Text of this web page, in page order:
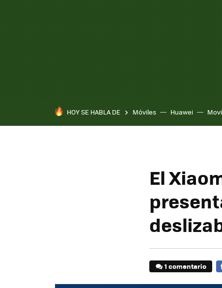
HOY SE HABLA DE Móviles Huawei
El
1 comentario